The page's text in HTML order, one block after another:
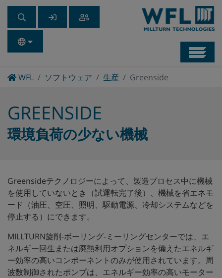
WFLHomeソフトウェア 生産 Greenside
GREENSIDE
環境負荷の少ない機械
Greensideテクノロジーによって、製造プロセス中に機械
を使用していないとき（試運転完了後）、機械を省エネモ
ード（油圧、空圧、照明、駆動電源、冷却システムなどを
停止する）にできます。
MILLTURN旋削-ボーリング-ミーリングセンターでは、エ
ネルギー回生または廃熱利用オプションを備えたエネルギ
ー効率の高いコンポーネントのみが使用されています。周
波数制御されたポンプは、エネルギー効率の高いモーター